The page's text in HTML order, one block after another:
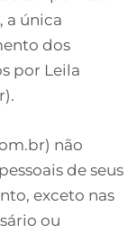
a única
dos
por Leila
não
de seus
exceto nas
ou